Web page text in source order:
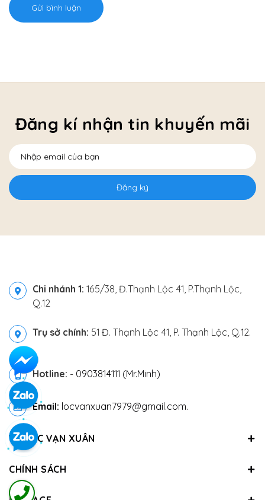
Gửi bình luận
Đăng kí nhận tin khuyến mãi
Đăng ký
Chi nhánh 1: 165/38, Đ.Thạnh Lộc 41, P.Thạnh Lộc,
Q.12
Trụ sở chính: 51 Đ. Thạnh Lộc 41, P. Thạnh Lộc, Q.12.
Hotline: - 0903814111 (Mr.Minh)
Email: locvanxuan7979@gmail.com.
VỀ LỘC VẠN XUÂN
CHÍNH SÁCH